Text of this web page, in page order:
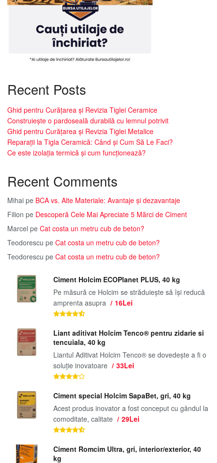
Recent Posts
Ghid pentru Curățarea și Revizia Tiglei Ceramice
Construiește o pardoseală durabilă cu lemnul potrivit
Ghid pentru Curățarea și Revizia Tiglei Metalice
Reparații la Tigla Ceramică: Când și Cum Să Le Faci?
Ce este izolația termică și cum funcționează?
Recent Comments
Mihai pe BCA vs. Alte Materiale: Avantaje și dezavantaje
Filion pe Descoperă Cele Mai Apreciate 5 Mărci de Ciment
Marcel pe Cat costa un metru cub de beton?
Teodorescu pe Cat costa un metru cub de beton?
Teodorescu pe Cat costa un metru cub de beton?
Ciment Holcim ECOPlanet PLUS, 40 kg
Pe măsură ce Holcim se străduiește să își reducă
amprenta asupra
16Lei
Liant aditivat Holcim Tenco® pentru zidarie si
tencuiala, 40 kg
Liantul Aditivat Holcim Tenco® se dovedește a fi o
soluție inovatoare
33Lei
Ciment special Holcim SapaBet, gri, 40 kg
Acest produs inovator a fost conceput cu gândul la
comoditate, calitate
29Lei
Ciment Romcim Ultra, gri, interior/exterior, 40
kg